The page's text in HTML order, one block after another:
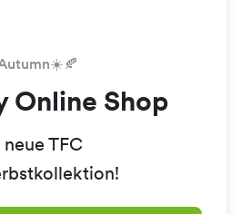
Online Shop
TFC